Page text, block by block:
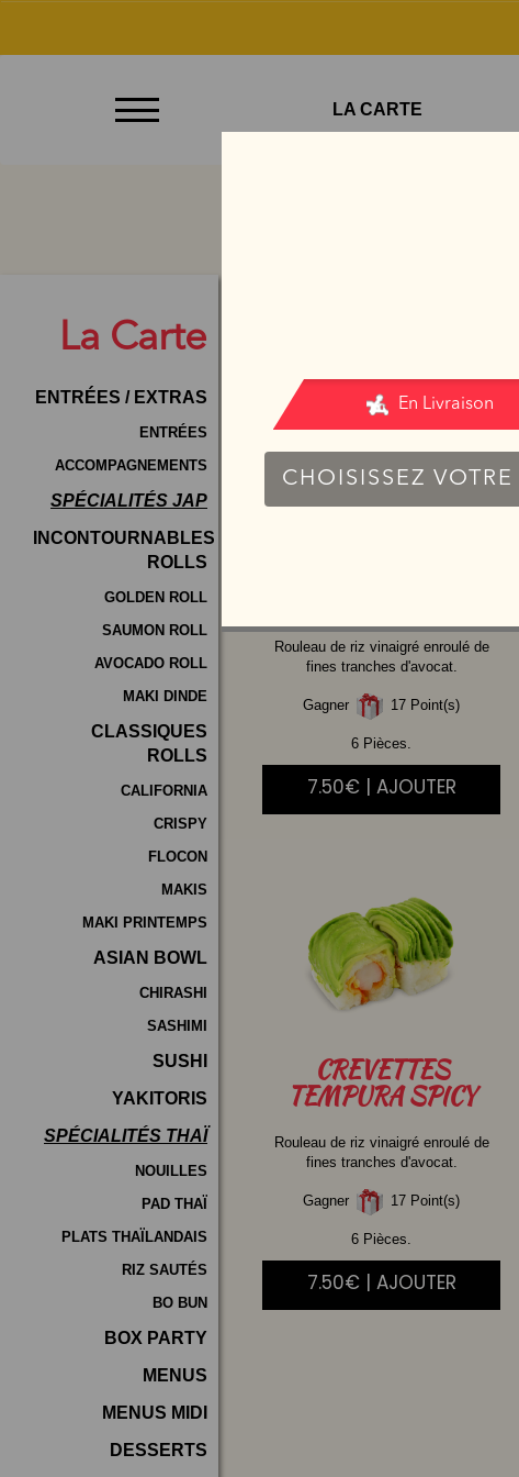
Emporter
Contact
Mentions
Légales
Programme
De
Fidélité
Vos
Avis
de
LA CARTE
La Carte
ENTRÉES / EXTRAS
ENTRÉES
ACCOMPAGNEMENTS
SPÉCIALITÉS JAP
INCONTOURNABLES
ROLLS
GOLDEN ROLL
SAUMON ROLL
AVOCADO ROLL
MAKI DINDE
CLASSIQUES
ROLLS
CALIFORNIA
CRISPY
FLOCON
MAKIS
MAKI PRINTEMPS
ASIAN BOWL
CHIRASHI
SASHIMI
SUSHI
YAKITORIS
SPÉCIALITÉS THAÏ
NOUILLES
PAD THAÏ
PLATS THAÏLANDAIS
RIZ SAUTÉS
BO BUN
BOX PARTY
MENUS
MENUS MIDI
DESSERTS
Rouleau de riz vinaigré enroulé de
fines tranches d'avocat.
Gagner 17 Point(s)
6 Pièces.
7.50€ | AJOUTER
CREVETTES
TEMPURA SPICY
Rouleau de riz vinaigré enroulé de
fines tranches d'avocat.
Gagner 17 Point(s)
6 Pièces.
7.50€ | AJOUTER